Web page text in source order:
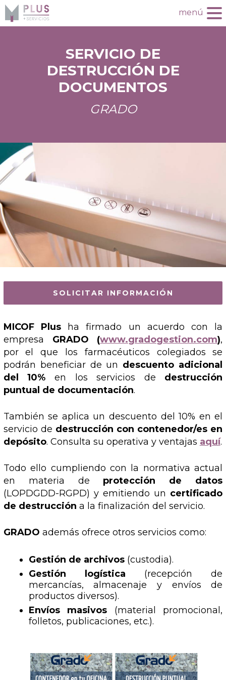
menú
SERVICIO DE
DESTRUCCIÓN DE
DOCUMENTOS
GRADO
SOLICITAR INFORMACIÓN
MICOF Plusha firmado un acuerdo con la
empresa GRADO (www.gradogestion.com),
por el que los farmacéuticos colegiados se
podrán beneficiar de un descuento adicional
del 10% en los servicios de d estrucción
puntual de documentación.
También se aplica un descuento del 10% en el
servicio de destrucción con contenedor/es en
depósito. Consulta su operativa y ventajas aquí.
Todo ello cumpliendo con la normativa actual
en materia de protección de datos
(LOPDGDD-RGPD) y emitiendo un certificado
de destrucción a la finalización del servicio.
GRADO además ofrece otros servicios como:
Gestión de archivos(custodia).
Gestión logística (recepción de
mercancías, almacenaje y envíos de
productos diversos).
Envíos masivos (material promocional,
folletos, publicaciones, etc.).